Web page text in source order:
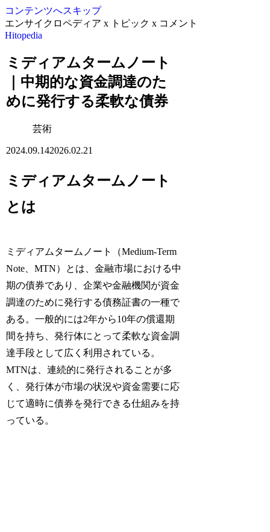
コンテンツへスキップ
エンサイクロペディア x トピック x コメント
Hitopedia
ミディアムタームノート
｜中期的な資金調達のた
めに発行する柔軟な債券
芸術
2024.09.142026.02.21
ミディアムタームノート
とは
ミディアムタームノート（Medium-Term
Note、MTN）とは、金融市場における中
期の債券であり、企業や金融機関が資金
調達のために発行する債務証書の一種で
ある。一般的には2年から10年の償還期
間を持ち、発行体にとって柔軟な資金調
達手段として広く利用されている。
MTNは、連続的に発行されることが多
く、発行体が市場の状況や資金需要に応
じて適時に債券を発行できる仕組みを持
っている。